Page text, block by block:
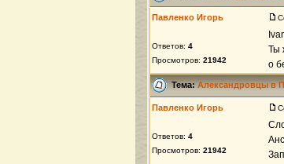
Павленко Игорь
Ответов: 4
Просмотров: 21942
Ты
о
Тема:Александровцы в
Павленко Игорь
Ответов: 4
Просмотров: 21942